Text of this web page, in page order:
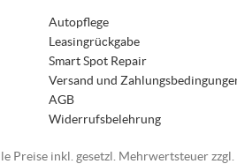
Autopflege
Leasingrückgabe
Smart Spot Repair
Versand und
AGB
Widerrufsbelehrung
Preise inkl. gesetzl. Mehrwertsteuer zzgl.